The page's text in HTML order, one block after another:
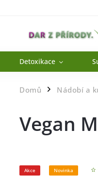
Detoxikace
Domů / Nádobí a
Vegan
Akce Novinka